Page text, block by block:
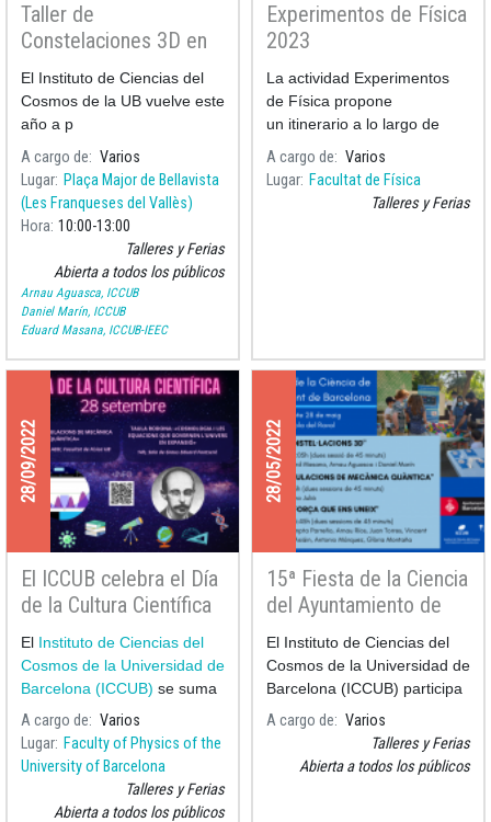
Taller de
Constelaciones 3D en
la Biblioteca Municipal
de Bellavista
El Instituto de Ciencias del
Cosmos de la UB vuelve este
año a p
A cargo de
Varios
Lugar Plaça Major de Bellavista
(Les Franqueses del Vallès)
Hora 10:00 13:00
Talleres y Ferias
Abierta a todos los públicos
Arnau Aguasca, ICCUB
Daniel Marín, ICCUB
Eduard Masana, ICCUB-IEEC
Experimentos de Física
2023
La actividad Experimentos
de Física propone
un itinerario a lo largo de
diversos ámbitos de la Física
realitzado a través de
diversos experimentos
A cargo de
Varios
Lugar Facultat de Física
Talleres y Ferias
28/09/2022
El ICCUB celebra el Día
de la Cultura Científica
2022
El Instituto de Ciencias del
Cosmos de la Universidad de
Barcelona (ICCUB) se suma
a las celebraciones del
de l
A cargo de
Varios
Lugar Faculty of Physics of the
University of Barcelona
Talleres y Ferias
Abierta a todos los públicos
28/05/2022
15ª Fiesta de la Ciencia
del Ayuntamiento de
Barcelona
El Instituto de Ciencias del
Cosmos de la Universidad de
Barcelona (ICCUB) participa
en la
A cargo de
Varios
Talleres y Ferias
Abierta a todos los públicos